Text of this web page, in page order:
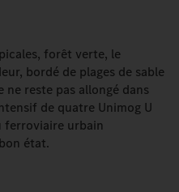
forêt verte, le
bordé de plages de sable
reste pas allongé dans
de quatre Unimog U
ferroviaire urbain
état.